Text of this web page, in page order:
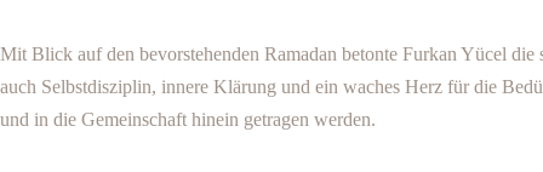
Mit Blick auf den bevorstehenden Ramadan betonte Furkan Yücel
auch Selbstdisziplin, innere Klärung und ein waches Herz für die
und in die Gemeinschaft hinein getragen werden.